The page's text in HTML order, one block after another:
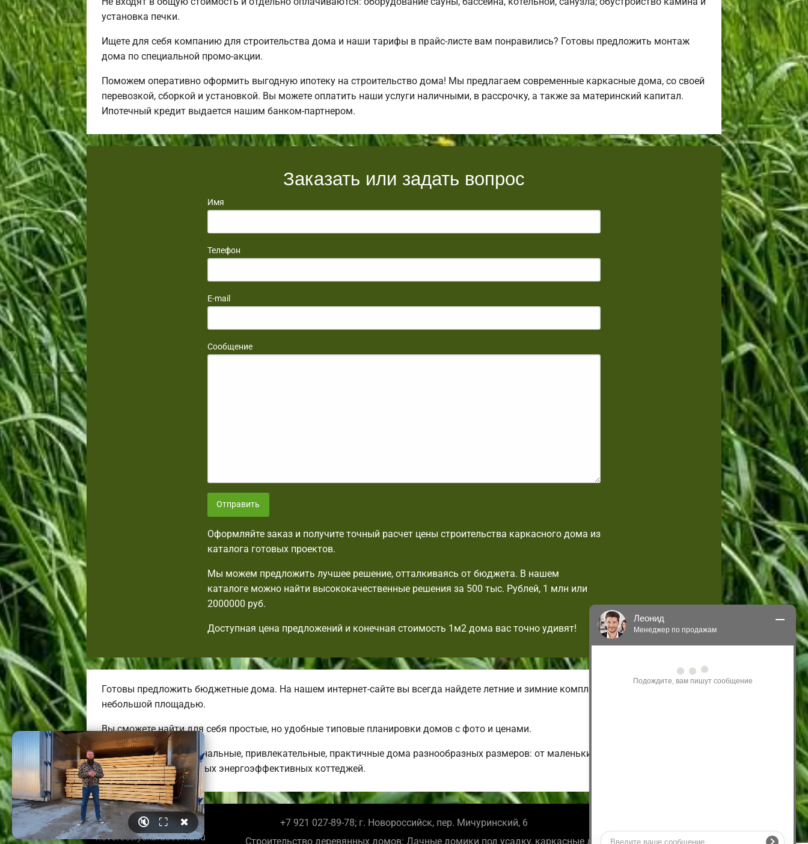
установка печки.
Ищете для себя компанию для строительства дома и наши тарифы в прайс-листе вам понравились? Готовы предложить монтаж
дома по специальной промо-акции.
Поможем оперативно оформить выгодную ипотеку на строительство дома! Мы предлагаем современные каркасные дома, со своей
перевозкой, сборкой и установкой. Вы можете оплатить наши услуги наличными, в рассрочку, а также за материнский капитал.
Ипотечный кредит выдается нашим банком-партнером.
Заказать или задать вопрос
Имя
Телефон
E-mail
Сообщение
Отправить
Оформляйте заказ и получите точный расчет цены строительства каркасного дома из
каталога готовых проектов.
Мы можем предложить лучшее решение, отталкиваясь от бюджета. В нашем
каталоге можно найти высококачественные решения за 500 тыс. Рублей, 1 млн или
2000000 руб.
Доступная цена предложений и конечная стоимость 1м2 дома вас точно удивят!
Готовы предложить бюджетные дома. На нашем интернет-сайте вы всегда найдете летние и зимние комплектации домов с
небольшой площадью.
Вы сможете найти для себя простые, но удобные типовые планировки домов с фото и ценами.
Мы предлагаем оригинальные, привлекательные, практичные дома разнообразных размеров: от маленьких одноэтажных и
бюджетных до огромных энергоэффективных коттеджей.
© 2026
novorossiyskbrusdoma.ru
+7 921 027-89-78; г. Новороссийск, пер. Мичуринский, 6
Строительство деревянных домов: Дачные домики под усадку, каркасные дома под ключ для пмж.
🔇 ⛶ ✖
Леонид
Менеджер по продажам
проконсультировать Вас по нашим
акциям и проектам.